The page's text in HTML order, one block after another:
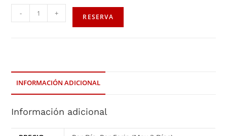
- + RESERVA
INFORMACIÓN ADICIONAL
Información adicional